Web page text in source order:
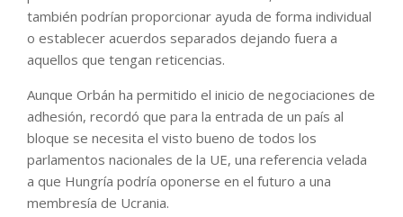
también podrían proporcionar ayuda de forma individual
o establecer acuerdos separados dejando fuera a
aquellos que tengan reticencias.
Aunque Orbán ha permitido el inicio de negociaciones de
adhesión, recordó que para la entrada de un país al
bloque se necesita el visto bueno de todos los
parlamentos nacionales de la UE, una referencia velada
a que Hungría podría oponerse en el futuro a una
membresía de Ucrania.